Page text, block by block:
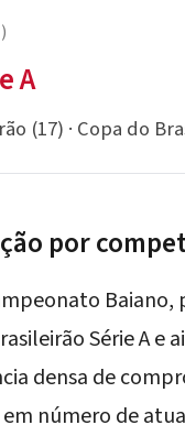
A
(17) · Copa do
por
Baiano,
Série A e
densa de
número de